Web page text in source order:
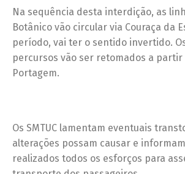
Na sequência desta interdição, as
Botânico vão circular via Couraça da
período, vai ter o sentido invertido.
percursos vão ser retomados a partir
Portagem.
Os SMTUC lamentam eventuais
alterações possam causar e
realizados todos os esforços para